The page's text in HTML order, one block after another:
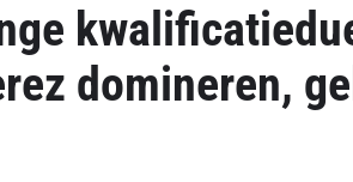
domineren,